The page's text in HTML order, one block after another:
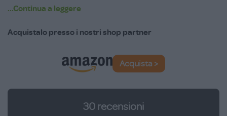
funzione per la variazione automatica del colore.
...Continua a leggere
Acquistalo presso i nostri shop partner
Acquista >
30 recensioni